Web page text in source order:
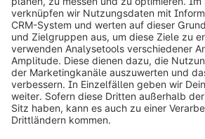
info@shopware.com